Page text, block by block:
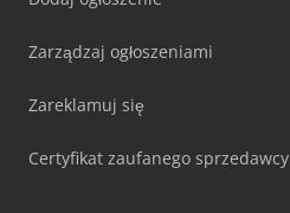
Zarządzaj ogłoszeniami
Zareklamuj się
Certyfikat zaufanego sprzedawcy